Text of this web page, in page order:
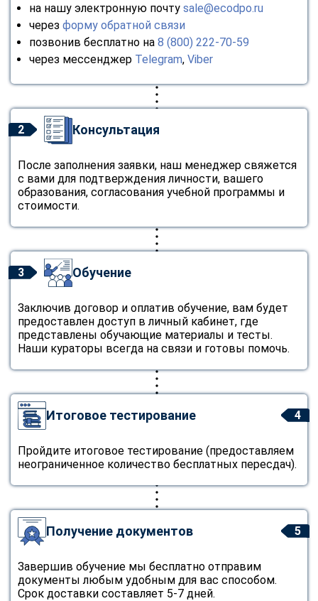
на нашу электронную почту sale@ecodpo.ru
через форму обратной связи
позвонив бесплатно на 8 (800) 222-70-59
через мессенджер Telegram, Viber
2 Консультация
После заполнения заявки, наш менеджер свяжется
с вами для подтверждения личности, вашего
образования, согласования учебной программы и
стоимости.
3 Обучение
Заключив договор и оплатив обучение, вам будет
предоставлен доступ в личный кабинет, где
представлены обучающие материалы и тесты.
Наши кураторы всегда на связи и готовы помочь.
4
Итоговое тестирование
Пройдите итоговое тестирование (предоставляем
неограниченное количество бесплатных пересдач).
5
Получение документов
Завершив обучение мы бесплатно отправим
документы любым удобным для вас способом.
Срок доставки составляет 5-7 дней.